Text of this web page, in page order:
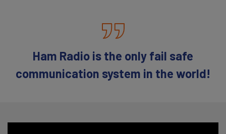
Ham Radio is the only fail safe
communication system in the world!